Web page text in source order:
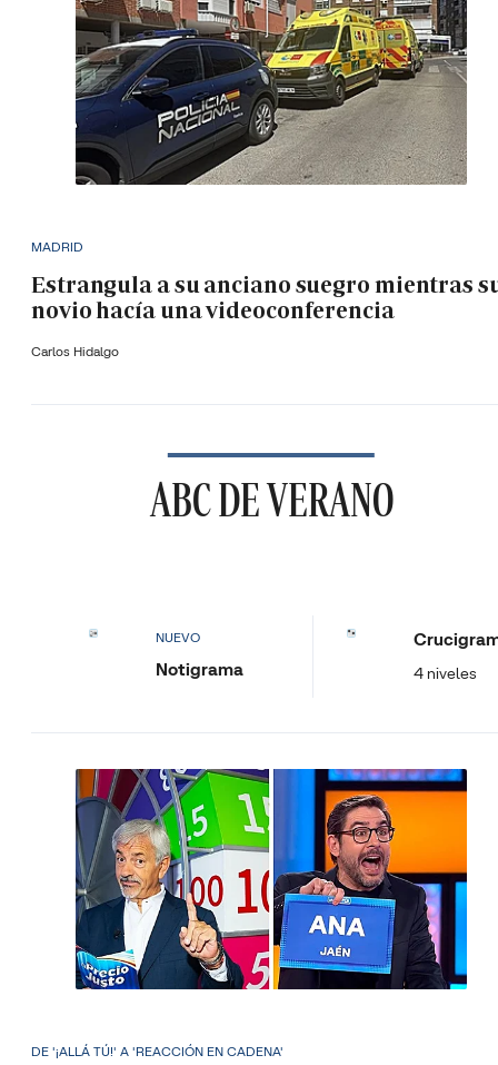
MADRID
Estrangula a su anciano suegro mientras
novio hacía una videoconferencia
Carlos Hidalgo
ABC DE VERANO
NUEVO
Notigrama 4 niveles
DE '¡ALLÁ TÚ!' A 'REACCIÓN EN CADENA'